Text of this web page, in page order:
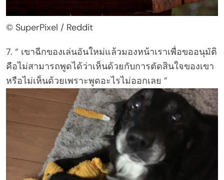
© SuperPixel / Reddit
7. “ เขาฉีกของเล่นอันใหม่แล้วมองหน้าเราเพื่อขออนุมัติ
คือไม่สามารถพูดได้ว่าเห็นด้วยกับการตัดสินใจของเขา
หรือไม่เห็นด้วยเพราะพูดอะไรไม่ออกเลย ”